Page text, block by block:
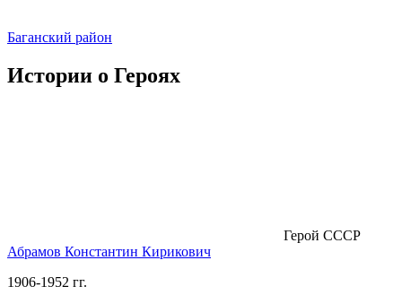
Баганский район
Истории о Героях
Герой СССР
Абрамов Константин Кирикович
1906-1952 гг.